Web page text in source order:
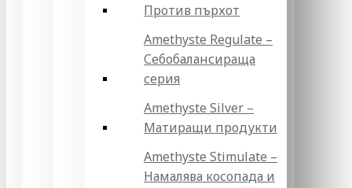
Против пърхот
Amethyste Regulate –
Себобалансираща
серия
Amethyste Silver –
Матиращи продукти
Amethyste Stimulate –
Намалява косопада и